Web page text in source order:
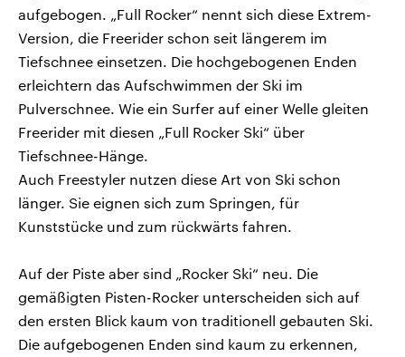
aufgebogen. „Full Rocker“ nennt sich diese Extrem-
Version, die Freerider schon seit längerem im
Tiefschnee einsetzen. Die hochgebogenen Enden
erleichtern das Aufschwimmen der Ski im
Pulverschnee. Wie ein Surfer auf einer Welle gleiten
Freerider mit diesen „Full Rocker Ski“ über
Tiefschnee-Hänge.
Auch Freestyler nutzen diese Art von Ski schon
länger. Sie eignen sich zum Springen, für
Kunststücke und zum rückwärts fahren.
Auf der Piste aber sind „Rocker Ski“ neu. Die
gemäßigten Pisten-Rocker unterscheiden sich auf
den ersten Blick kaum von traditionell gebauten Ski.
Die aufgebogenen Enden sind kaum zu erkennen,